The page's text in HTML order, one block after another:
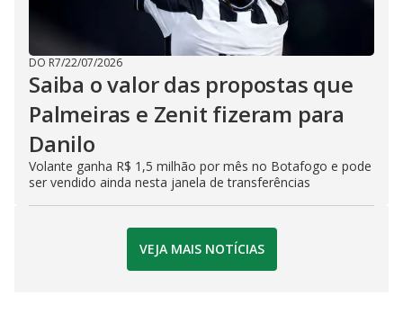
DO R7/22/07/2026
Saiba o valor das propostas que
Palmeiras e Zenit fizeram para
Danilo
Volante ganha R$ 1,5 milhão por mês no Botafogo e pode
ser vendido ainda nesta janela de transferências
VEJA MAIS NOTÍCIAS